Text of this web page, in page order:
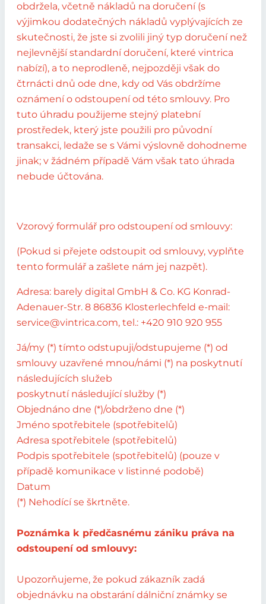
obdržela, včetně nákladů na doručení (s
výjimkou dodatečných nákladů vyplývajících ze
skutečnosti, že jste si zvolili jiný typ doručení než
nejlevnější standardní doručení, které vintrica
nabízí), a to neprodleně, nejpozději však do
čtrnácti dnů ode dne, kdy od Vás obdržíme
oznámení o odstoupení od této smlouvy. Pro
tuto úhradu použijeme stejný platební
prostředek, který jste použili pro původní
transakci, ledaže se s Vámi výslovně dohodneme
jinak; v žádném případě Vám však tato úhrada
nebude účtována.
Vzorový formulář pro odstoupení od smlouvy:
(Pokud si přejete odstoupit od smlouvy, vyplňte
tento formulář a zašlete nám jej nazpět).
Adresa: barely digital GmbH & Co. KG Konrad-
Adenauer-Str. 8 86836 Klosterlechfeld e-mail:
service@vintrica.com, tel.: +420 910 920 955
Já/my (*) tímto odstupuji/odstupujeme (*) od
smlouvy uzavřené mnou/námi (*) na poskytnutí
následujících služeb
poskytnutí následující služby (*)
Objednáno dne (*)/obdrženo dne (*)
Jméno spotřebitele (spotřebitelů)
Adresa spotřebitele (spotřebitelů)
Podpis spotřebitele (spotřebitelů) (pouze v
případě komunikace v listinné podobě)
Datum
(*) Nehodící se škrtněte.
Poznámka k předčasnému zániku práva na
odstoupení od smlouvy:
Upozorňujeme, že pokud zákazník zadá
objednávku na obstarání dálniční známky se